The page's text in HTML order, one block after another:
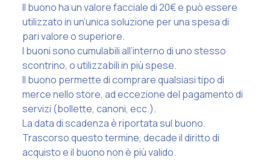
Il buono ha un valore facciale di 20€ e può essere
utilizzato in un’unica soluzione per una spesa di
pari valore o superiore.
I buoni sono cumulabili all’interno di uno stesso
scontrino, o utilizzabili in più spese.
Il buono permette di comprare qualsiasi tipo di
merce nello store, ad eccezione del pagamento di
servizi (bollette, canoni, ecc.).
La data di scadenza è riportata sul buono.
Trascorso questo termine, decade il diritto di
acquisto e il buono non è più valido.